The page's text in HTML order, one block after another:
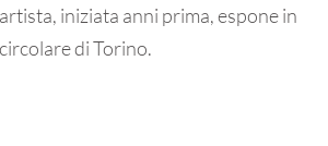
iniziata anni prima, espone in
di Torino.